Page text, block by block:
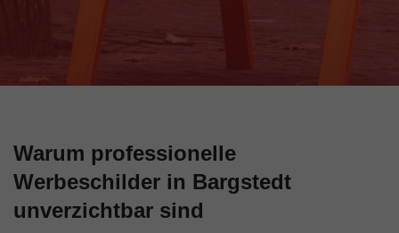
Warum professionelle
Werbeschilder in Bargstedt
unverzichtbar sind